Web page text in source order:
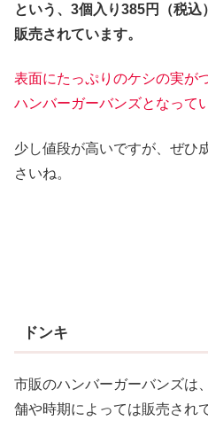
という、3個入り385円（税
販売されています。
表面にたっぷりのケシの実が
ハンバーガーバンズとなって
少し値段が高いですが、ぜひ
さいね。
ドンキ
市販のハンバーガーバンズ
舗や時期によっては販売され